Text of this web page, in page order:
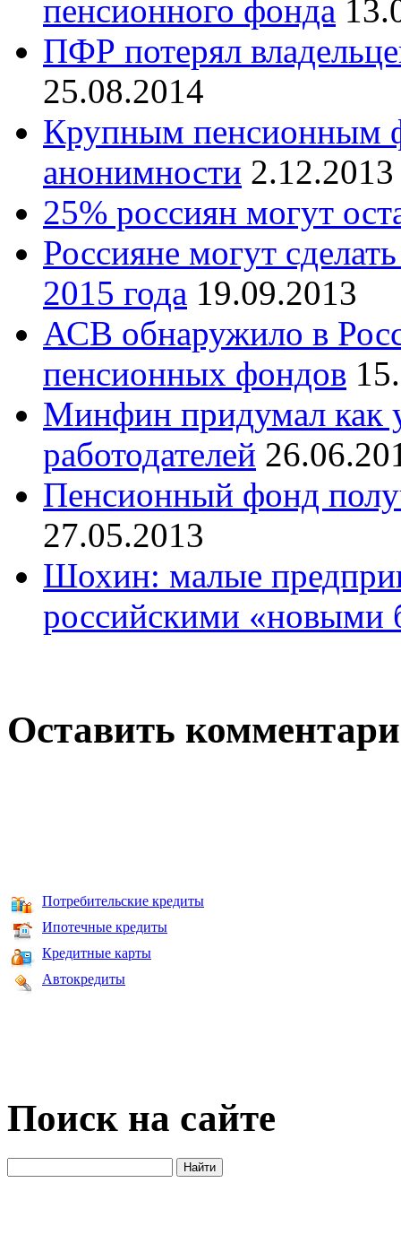
пенсионного фонда
ПФР потерял
25.08.2014
Крупным пенсионным
анонимности 2.12.2013
25% россиян могут
Россияне могут
2015 года 19.09.2013
АСВ обнаружило в
пенсионных фондов
Минфин придумал как
работодателей
Пенсионный фонд
27.05.2013
Шохин: малые
российскими «новыми
Оставить
Потребительские кредиты
Ипотечные кредиты
Кредитные карты
Автокредиты
Поиск на сайте